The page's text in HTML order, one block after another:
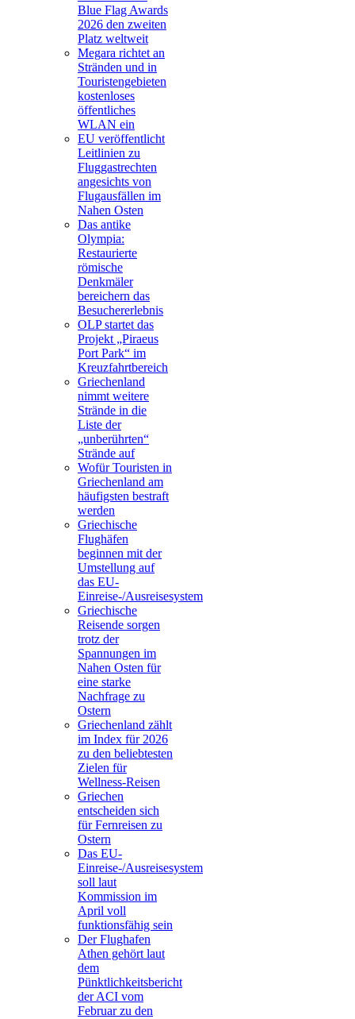
Blue Flag Awards
2026 den zweiten
Platz weltweit
Megara richtet an
Stränden und in
Touristengebieten
kostenloses
öffentliches
WLAN ein
EU veröffentlicht
Leitlinien zu
Fluggastrechten
angesichts von
Flugausfällen im
Nahen Osten
Das antike
Olympia:
Restaurierte
römische
Denkmäler
bereichern das
Besuchererlebnis
OLP startet das
Projekt „Piraeus
Port Park“ im
Kreuzfahrtbereich
Griechenland
nimmt weitere
Strände in die
Liste der
„unberührten“
Strände auf
Wofür Touristen in
Griechenland am
häufigsten bestraft
werden
Griechische
Flughäfen
beginnen mit der
Umstellung auf
das EU-
Einreise-/Ausreisesystem
Griechische
Reisende sorgen
trotz der
Spannungen im
Nahen Osten für
eine starke
Nachfrage zu
Ostern
Griechenland zählt
im Index für 2026
zu den beliebtesten
Zielen für
Wellness-Reisen
Griechen
entscheiden sich
für Fernreisen zu
Ostern
Das EU-
Einreise-/Ausreisesystem
soll laut
Kommission im
April voll
funktionsfähig sein
Der Flughafen
Athen gehört laut
dem
Pünktlichkeitsbericht
der ACI vom
Februar zu den